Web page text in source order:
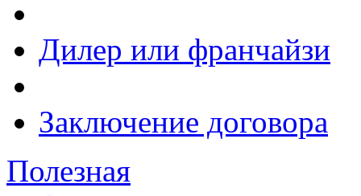
Дилер или франчайзи
Заключение договора
Полезная